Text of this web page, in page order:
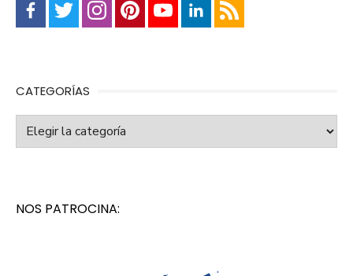
CATEGORÍAS
Categorías
NOS PATROCINA: